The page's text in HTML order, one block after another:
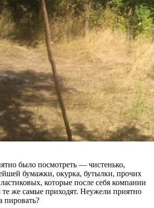
было посмотреть — чистенько,
бумажки, окурка, бутылки, прочих
которые после себя компании
же самые приходят. Неужели приятно
пировать?